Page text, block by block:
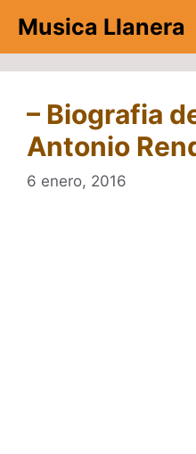
contenido
Musica Llanera
– Biografia
Antonio
6 enero, 2016